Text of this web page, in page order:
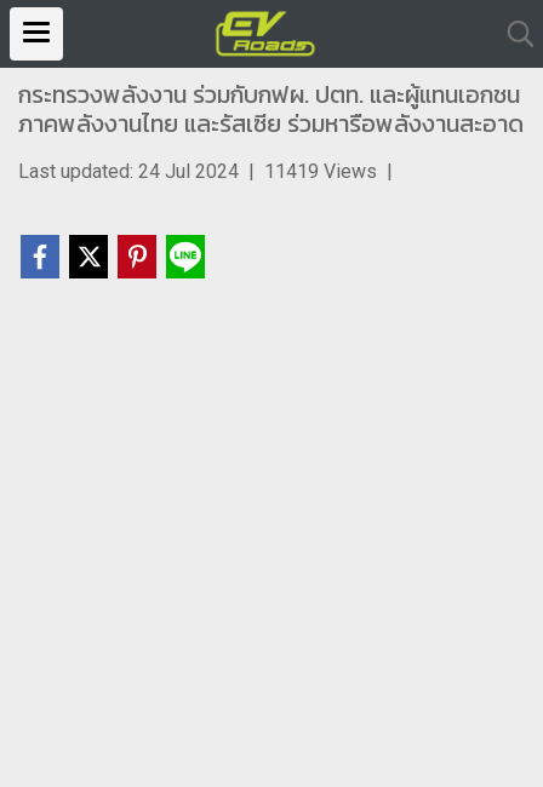
กระทรวงพลังงาน ร่วมกับกฟผ. ปตท. และผู้แทนเอกชน
ภาคพลังงานไทย และรัสเซีย ร่วมหารือพลังงานสะอาด
Last updated: 24 Jul 2024 | 11419 Views |